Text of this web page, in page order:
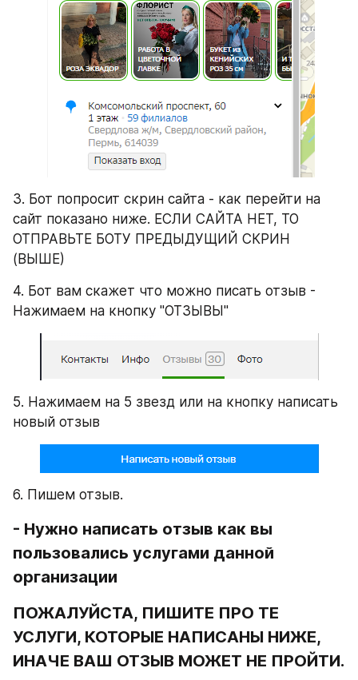
3. Бот попросит скрин сайта - как перейти на
сайт показано ниже. ЕСЛИ САЙТА НЕТ, ТО
ОТПРАВЬТЕ БОТУ ПРЕДЫДУЩИЙ СКРИН
(ВЫШЕ)
4. Бот вам скажет что можно писать отзыв -
Нажимаем на кнопку "ОТЗЫВЫ"
5. Нажимаем на 5 звезд или на кнопку написать
новый отзыв
6. Пишем отзыв.
- Нужно написать отзыв как вы
пользовались услугами данной
организации
ПОЖАЛУЙСТА, ПИШИТЕ ПРО ТЕ
УСЛУГИ, КОТОРЫЕ НАПИСАНЫ НИЖЕ,
ИНАЧЕ ВАШ ОТЗЫВ МОЖЕТ НЕ ПРОЙТИ.